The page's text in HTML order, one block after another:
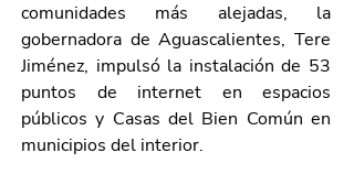
comunidades más alejadas, la
gobernadora de Aguascalientes, Tere
Jiménez, impulsó la instalación de 53
puntos de internet en espacios
públicos y Casas del Bien Común en
municipios del interior.